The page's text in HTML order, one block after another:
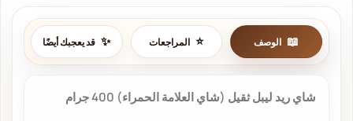
الوصف المراجعات قد يعجبك أيضًا
شاي ريد ليبل ثقيل (شاي العلامة الحمراء) 400 جرام